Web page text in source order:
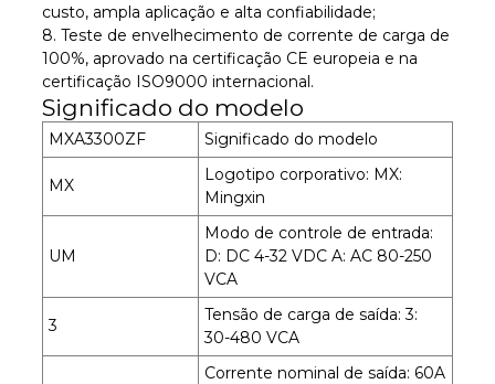
custo, ampla aplicação e alta confiabilidade;
8. Teste de envelhecimento de corrente de carga de
100%, aprovado na certificação CE europeia e na
certificação ISO9000 internacional.
Significado do modelo
MXA3300ZF Significado do modelo
MX
Logotipo corporativo: MX:
Mingxin
UM
Modo de controle de entrada:
D: DC 4-32 VDC A: AC 80-250
VCA
3
Tensão de carga de saída: 3:
30-480 VCA
Corrente nominal de saída: 60A